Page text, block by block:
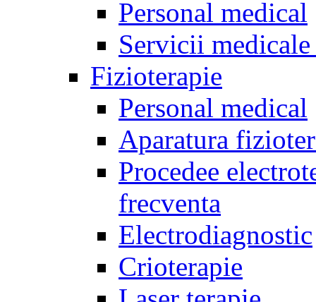
Personal medical
Servicii
Fizioterapie
Personal medical
Aparatura
Procedee
frecventa
Electrodiagnostic
Crioterapie